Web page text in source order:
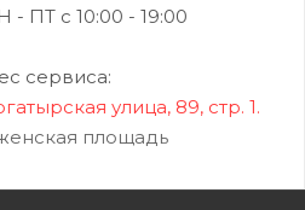
- ПТ с 10:00 - 19:00
сервиса:
улица, 89, стр. 1.
площадь